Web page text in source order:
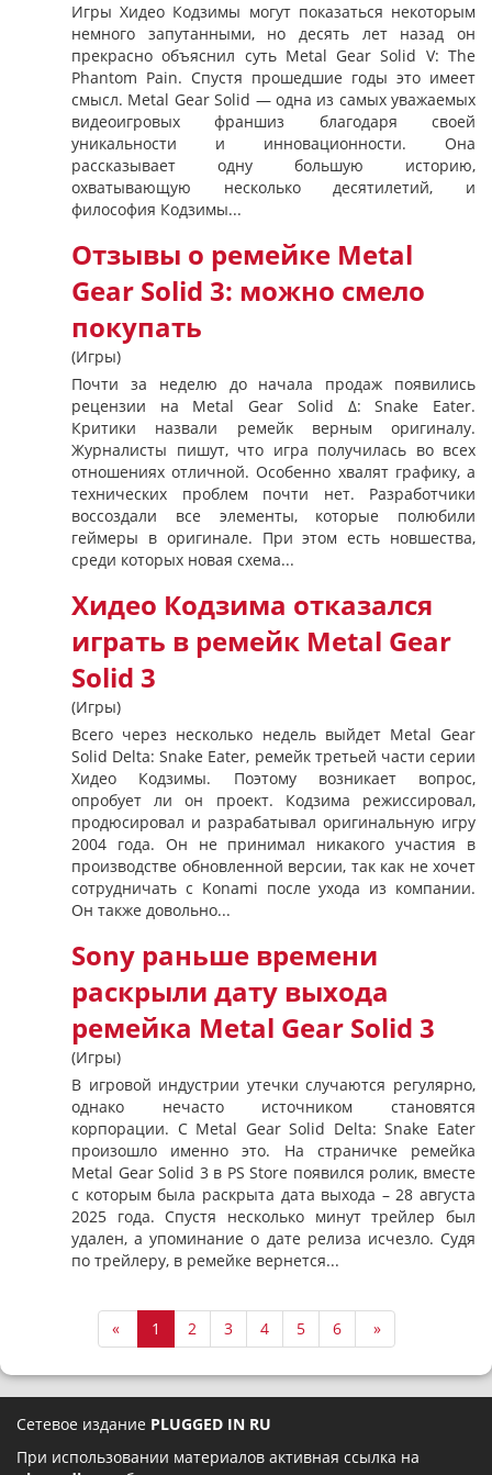
Игры Хидео Кодзимы могут показаться некоторым
немного запутанными, но десять лет назад он
прекрасно объяснил суть Metal Gear Solid V: The
Phantom Pain. Спустя прошедшие годы это имеет
смысл. Metal Gear Solid — одна из самых уважаемых
видеоигровых франшиз благодаря своей
уникальности и инновационности. Она
рассказывает одну большую историю,
охватывающую несколько десятилетий, и
философия Кодзимы...
Отзывы о ремейке Metal
Gear Solid 3: можно смело
покупать
(Игры)
Почти за неделю до начала продаж появились
рецензии на Metal Gear Solid ∆: Snake Eater.
Критики назвали ремейк верным оригиналу.
Журналисты пишут, что игра получилась во всех
отношениях отличной. Особенно хвалят графику, а
технических проблем почти нет. Разработчики
воссоздали все элементы, которые полюбили
геймеры в оригинале. При этом есть новшества,
среди которых новая схема...
Хидео Кодзима отказался
играть в ремейк Metal Gear
Solid 3
(Игры)
Всего через несколько недель выйдет Metal Gear
Solid Delta: Snake Eater, ремейк третьей части серии
Хидео Кодзимы. Поэтому возникает вопрос,
опробует ли он проект. Кодзима режиссировал,
продюсировал и разрабатывал оригинальную игру
2004 года. Он не принимал никакого участия в
производстве обновленной версии, так как не хочет
сотрудничать с Konami после ухода из компании.
Он также довольно...
Sony раньше времени
раскрыли дату выхода
ремейка Metal Gear Solid 3
(Игры)
В игровой индустрии утечки случаются регулярно,
однако нечасто источником становятся
корпорации. С Metal Gear Solid Delta: Snake Eater
произошло именно это. На страничке ремейка
Metal Gear Solid 3 в PS Store появился ролик, вместе
с которым была раскрыта дата выхода – 28 августа
2025 года. Спустя несколько минут трейлер был
удален, а упоминание о дате релиза исчезло. Судя
по трейлеру, в ремейке вернется...
« 1 2 3 4 5 6 »
Сетевое издание PLUGGED IN RU
При использовании материалов активная ссылка на